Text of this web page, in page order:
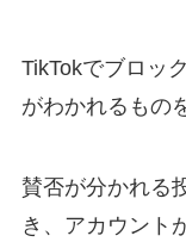
TikTokでブロッ
がわかれるもの
賛否が分かれる
き、アカウント